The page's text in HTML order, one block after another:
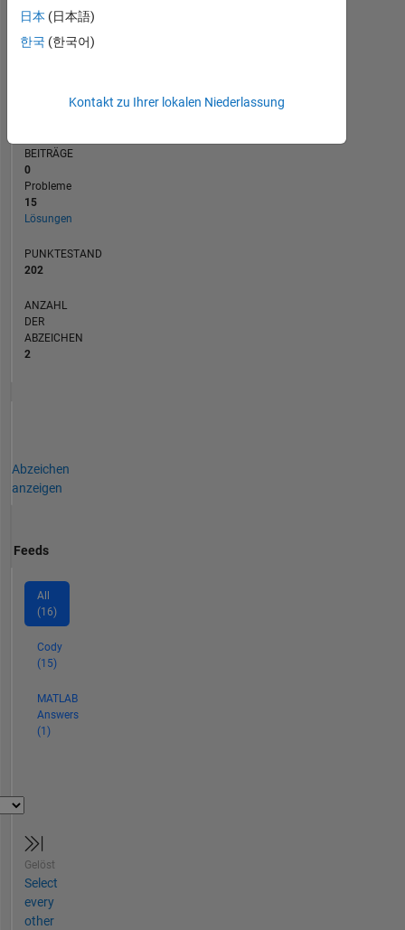
BEITRÄGE
0
Probleme
15
Lösungen
PUNKTESTAND
202
ANZAHL
DER
ABZEICHEN
2
Abzeichen
anzeigen
Feeds
All
(16)
Cody
(15)
MATLAB
Answers
(1)
Gelöst
Select
every
other
日本 (日本語)
한국 (한국어)
Kontakt zu Ihrer lokalen Niederlassung